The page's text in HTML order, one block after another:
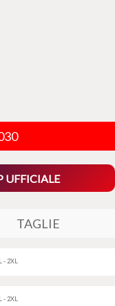
UFFICIALE
TAGLIE
- 2XL
- 2XL